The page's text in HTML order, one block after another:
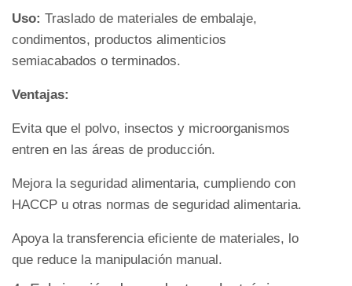
Uso: Traslado de materiales de embalaje,
condimentos, productos alimenticios
semiacabados o terminados.
Ventajas:
Evita que el polvo, insectos y microorganismos
entren en las áreas de producción.
Mejora la seguridad alimentaria, cumpliendo con
HACCP u otras normas de seguridad alimentaria.
Apoya la transferencia eficiente de materiales, lo
que reduce la manipulación manual.